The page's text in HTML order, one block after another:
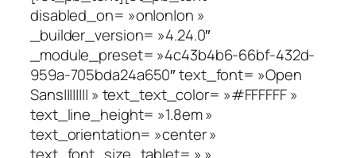
disabled_on= »on|on|on »
_builder_version= »4.24.0″
_module_preset= »4c43b4b6-66bf-432d-
959a-705bda24a650″ text_font= »Open
Sans|||||||| » text_text_color= »#FFFFFF »
text_line_height= »1.8em »
text_orientation= »center »
text_font_size_tablet= » »